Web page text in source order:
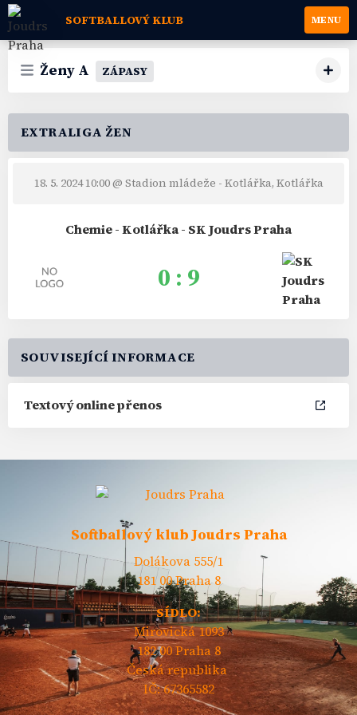
SOFTBALLOVÝ KLUB MENU
Ženy A ZÁPASY
EXTRALIGA ŽEN
18. 5. 2024 10:00@ Stadion mládeže - Kotlářka, Kotlářka
Chemie - Kotlářka - SK Joudrs Praha
0 : 9
SOUVISEJÍCÍ INFORMACE
Textový online přenos
Softballový klub Joudrs Praha
Dolákova 555/1
181 00 Praha 8
SÍDLO:
Mirovická 1093
182 00 Praha 8
Česká republika
IČ: 67365582